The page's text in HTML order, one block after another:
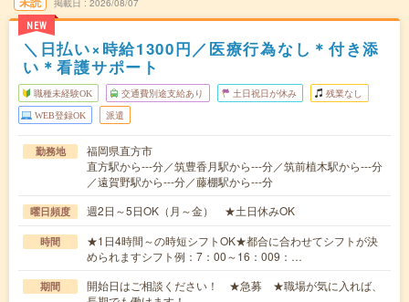
NEW
掲載日 2026/08/07
＼日払い×時給1300円／医療行為なし＊付き添
い＊看護サポート
職種未経験OK 交通費別途支給あり 土日祝日が休み 残業なし
WEB登録OK 派遣
勤務地
福岡県直方市
直方駅から---分／筑豊香月駅から---分／筑前植木駅から---分
／遠賀野駅から---分／藤棚駅から---分
曜日頻度 週2日～5日OK（月～金） ★土日休みOK
時間
★1日4時間～の時短シフトOK★都合に合わせてシフトが決
められますシフト例：7：00～16：009：…
期間
開始日はご相談ください！ ★急募 ★職場が気に入れば、